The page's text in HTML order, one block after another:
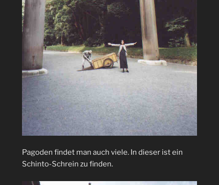
Pagoden findet man auch viele. In dieser ist ein
Schinto-Schrein zu finden.